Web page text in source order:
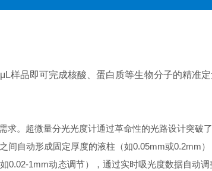
品即可完成核酸、蛋白质等生物分子的精准
。超微量分光光度计通过革命性的光路设计突破了
自动形成固定厚度的液柱（如0.05mm或0.2mm
1mm动态调节），通过实时吸光度数据自动